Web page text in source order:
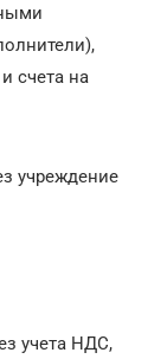
счета на
учреждение
учета НДС,